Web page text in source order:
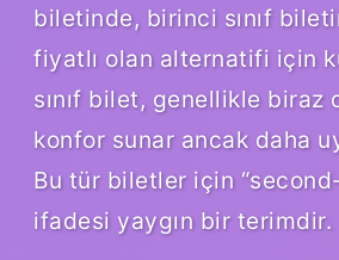
biletinde, birinci sınıf
fiyatlı olan alternatifi için
sınıf bilet, genellikle biraz
konfor sunar ancak daha
Bu tür biletler için
ifadesi yaygın bir terimdir.